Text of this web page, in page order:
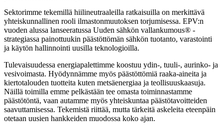
Sektorimme tekemillä hiilineutraaleilla ratkaisuilla on merkittävä
yhteiskunnallinen rooli ilmastonmuutoksen torjumisessa. EPV:n
vuoden alussa lanseeratussa Uuden sähkön vallankumous® -
strategiassa painottuukin päästöttömän sähkön tuotanto, varastointi
ja käytön hallinnointi uusilla teknologioilla.
Tulevaisuudessa energiapalettimme koostuu ydin-, tuuli-, aurinko- ja
vesivoimasta. Hyödynnämme myös päästöttömiä raaka-aineita ja
kiertotalouden tuotteita kuten metsäenergiaa ja teollisuuskaasuja.
Näillä toimilla emme pelkästään tee omasta toiminnastamme
päästötöntä, vaan autamme myös yhteiskuntaa päästötavoitteiden
saavuttamisessa. Tekemistä riittää, mutta tärkeitä askeleita eteenpäin
otetaan uusien hankkeiden muodossa koko ajan.